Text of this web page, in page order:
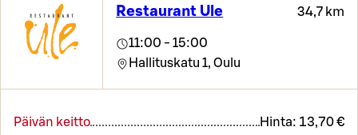
Restaurant Ule 34,7 km
11:00 - 15:00
Hallituskatu 1, Oulu
Päivän keitto Hinta: 13,70 €